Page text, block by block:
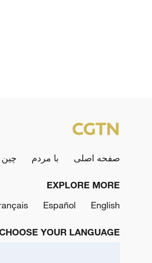
صفحه اصلی با مردم چین
EXPLORE MORE
English
Español
YOUR LANGUAGE